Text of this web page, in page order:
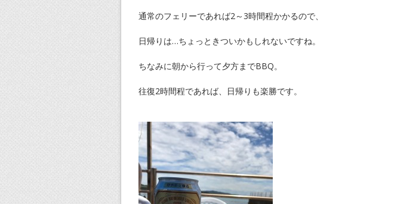
通常のフェリーであれば2～3時間程かかるので、
日帰りは…ちょっときついかもしれないですね。
ちなみに朝から行って夕方までBBQ。
往復2時間程であれば、日帰りも楽勝です。